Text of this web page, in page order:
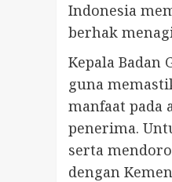
Indonesia
berhak
Kepala Badan
guna
manfaat pada
penerima.
serta
dengan